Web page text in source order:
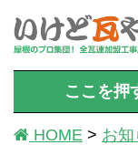
ここを押
HOME
お